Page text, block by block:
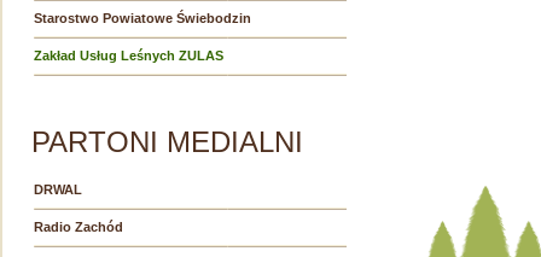
Starostwo Powiatowe Świebodzin
Zakład Usług Leśnych ZULAS
PARTONI MEDIALNI
DRWAL
Radio Zachód